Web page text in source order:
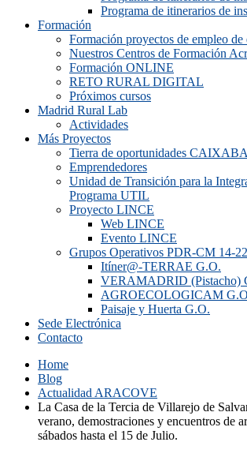
Programa de itinerarios de
Formación
Formación proyectos de empleo de
Nuestros Centros de Formación
Formación ONLINE
RETO RURAL DIGITAL
Próximos cursos
Madrid Rural Lab
Actividades
Más Proyectos
Tierra de oportunidades
Emprendedores
Unidad de Transición para la
Programa UTIL
Proyecto LINCE
Web LINCE
Evento LINCE
Grupos Operativos PDR-CM 14-22
Itíner@-TERRAE G.O.
VERAMADRID (Pistacho)
AGROECOLOGICAM
Paisaje y Huerta G.O.
Sede Electrónica
Contacto
Home
Blog
Actualidad ARACOVE
La Casa de la Tercia de Villarejo de
verano, demostraciones y encuentros de
sábados hasta el 15 de Julio.